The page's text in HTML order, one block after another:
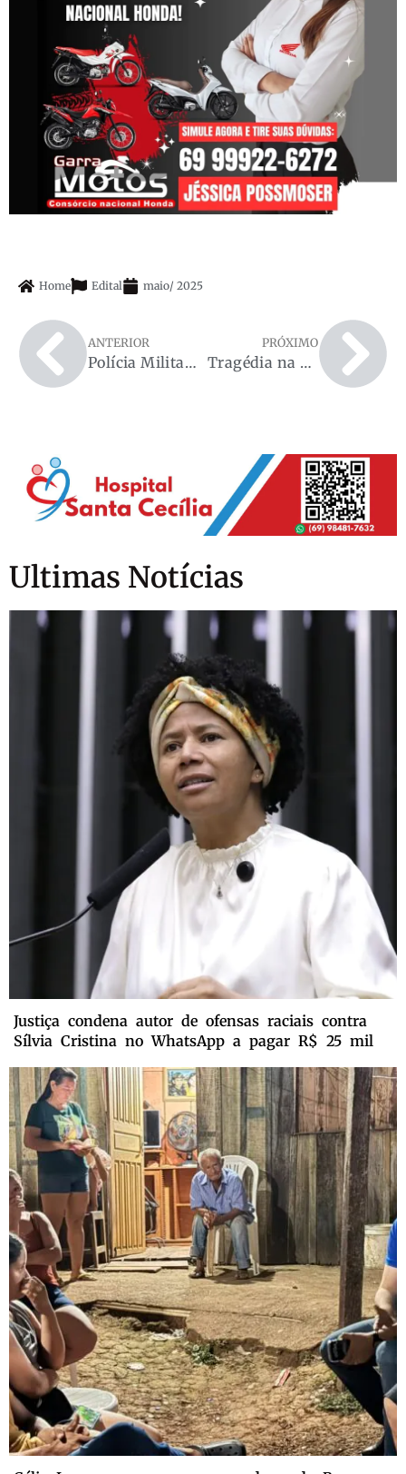
Home Edital maio/ 2025
ANTERIOR
Polícia Militar age rápido, recupera moto roubada e prende suspeitos em Espigão
PRÓXIMO
Tragédia na zona rural de Espigão do Oeste: criança perde a vida após afogamento
Ultimas Notícias
Justiça condena autor de ofensas raciais contra
Sílvia Cristina no WhatsApp a pagar R$ 25 mil